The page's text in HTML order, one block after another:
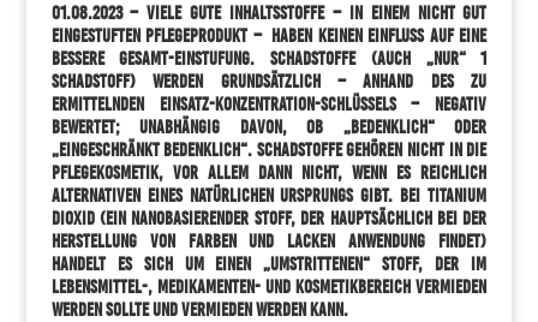
01.08.2023– Viele gute Inhaltsstoffe – in einem nicht gut
eingestuften Pflegeprodukt – haben keinen Einfluss auf eine
bessere Gesamt-Einstufung. Schadstoffe (auch „nur“ 1
Schadstoff) werden grundsätzlich – anhand des zu
ermittelnden Einsatz-Konzentration-Schlüssels – negativ
bewertet; unabhängig davon, ob „bedenklich“ oder
„eingeschränkt bedenklich“. Schadstoffe gehören nicht in die
Pflegekosmetik, vor allem dann nicht, wenn es reichlich
Alternativen eines natürlichen Ursprungs gibt. Bei Titanium
Dioxid (ein nanobasierender Stoff, der hauptsächlich bei der
Herstellung von Farben und Lacken Anwendung findet)
handelt es sich um einen „umstrittenen“ Stoff, der im
Lebensmittel-, Medikamenten- und Kosmetikbereich vermieden
werden sollte und vermieden werden kann.